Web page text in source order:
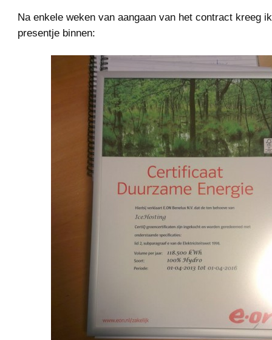
Na enkele weken van aangaan van het contract kreeg
presentje binnen: